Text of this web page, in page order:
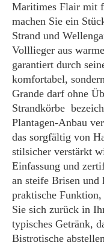
Maritimes Flair mit
machen Sie ein
Strand und
Volllieger aus
garantiert durch
komfortabel,
Grande darf ohne
Strandkörbe
Plantagen-Anbau
das sorgfältig von
stilsicher verstärkt
Einfassung und
an steife Brisen und
praktische
Sie sich zurück in
typisches Getränk,
Bistrotische